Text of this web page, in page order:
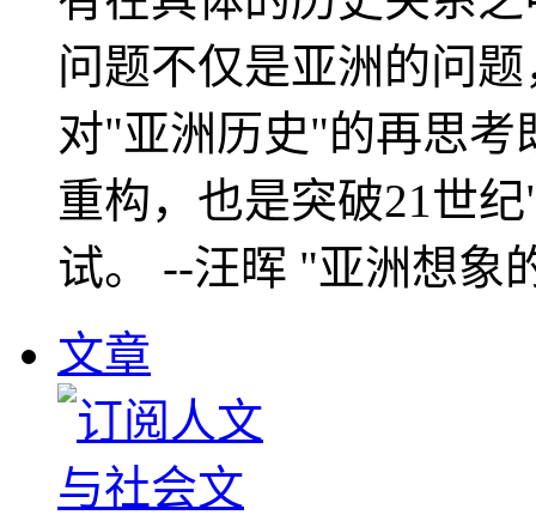
问题不仅是亚洲的问
对"亚洲历史"的再思考
重构，也是突破21世
试。 --汪晖 "亚洲想象
文章